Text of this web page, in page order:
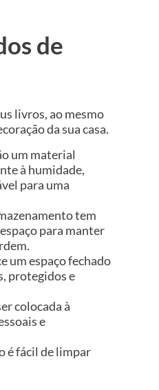
de
livros, ao mesmo
da sua casa.
um material
à humidade,
para uma
tem
para manter
um espaço fechado
protegidos e
colocada à
e
é fácil de limpar